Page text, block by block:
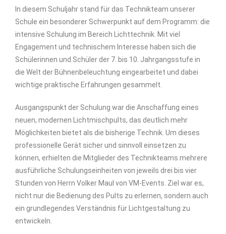
In diesem Schuljahr stand für das Technikteam unserer
Schule ein besonderer Schwerpunkt auf dem Programm: die
intensive Schulung im Bereich Lichttechnik. Mit viel
Engagement und technischem Interesse haben sich die
Schülerinnen und Schüler der 7. bis 10. Jahrgangsstufe in
die Welt der Bühnenbeleuchtung eingearbeitet und dabei
wichtige praktische Erfahrungen gesammelt.
Ausgangspunkt der Schulung war die Anschaffung eines
neuen, modernen Lichtmischpults, das deutlich mehr
Möglichkeiten bietet als die bisherige Technik. Um dieses
professionelle Gerät sicher und sinnvoll einsetzen zu
können, erhielten die Mitglieder des Technikteams mehrere
ausführliche Schulungseinheiten von jeweils drei bis vier
Stunden von Herrn Volker Maul von VM-Events. Ziel war es,
nicht nur die Bedienung des Pults zu erlernen, sondern auch
ein grundlegendes Verständnis für Lichtgestaltung zu
entwickeln.